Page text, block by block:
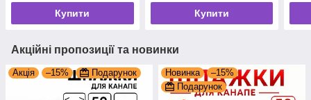
Купити Купити
Акційні пропозиції та новинки
Акція –15% Подарунок Новинка
–15%
Подарунок